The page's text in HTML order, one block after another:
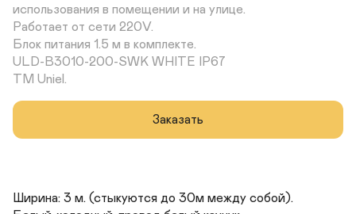
использования в помещении и на улице.
Работает от сети 220V.
Блок питания 1.5 м в комплекте.
ULD-B3010-200-SWK WHITE IP67
TM Uniel.
Заказать
Ширина: 3 м. (стыкуются до 30м между собой).